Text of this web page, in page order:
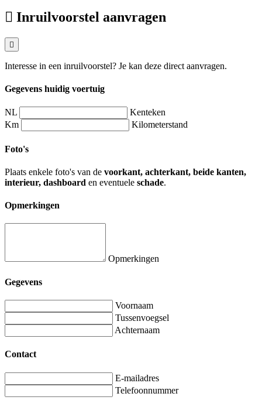
Inruilvoorstel aanvragen
Interesse in een inruilvoorstel? Je kan deze direct aanvragen.
Gegevens huidig voertuig
NL
Kenteken
Km
Kilometerstand
Foto's
Plaats enkele foto's van de voorkant, achterkant, beide kanten,
interieur, dashboard en eventuele schade.
Opmerkingen
Opmerkingen
Gegevens
Voornaam
Tussenvoegsel
Achternaam
Contact
E-mailadres
Telefoonnummer